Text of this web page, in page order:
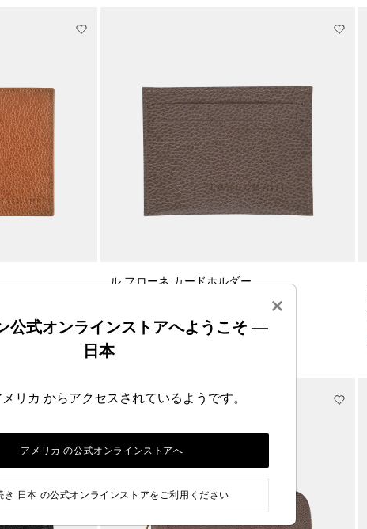
ル フローネ カードホルダー
¥ 14,300
×
公式オンラインストアへようこそ —
日本
リカ からアクセスされているようです。
アメリカ の公式オンラインストアへ
き 日本 の公式オンラインストアをご利用ください